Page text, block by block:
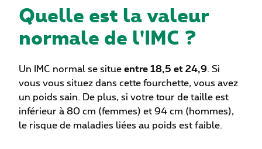
Quelle est la valeur
normale de l'IMC ?
Un IMC normal se situe entre 18,5 et 24,9. Si
vous vous situez dans cette fourchette, vous avez
un poids sain. De plus, si votre tour de taille est
inférieur à 80 cm (femmes) et 94 cm (hommes),
le risque de maladies liées au poids est faible.